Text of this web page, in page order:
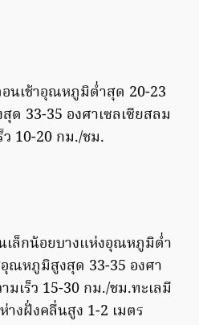
นเช้าอุณหภูมิต่ำสุด 20-23
ด 33-35 องศาเซลเซียสลม
ว 10-20 กม./ชม.
เล็กน้อยบางแห่งอุณหภูมิต่ำ
ณหภูมิสูงสุด 33-35 องศา
มเร็ว 15-30 กม./ชม.ทะเลมี
งฝั่งคลื่นสูง 1-2 เมตร